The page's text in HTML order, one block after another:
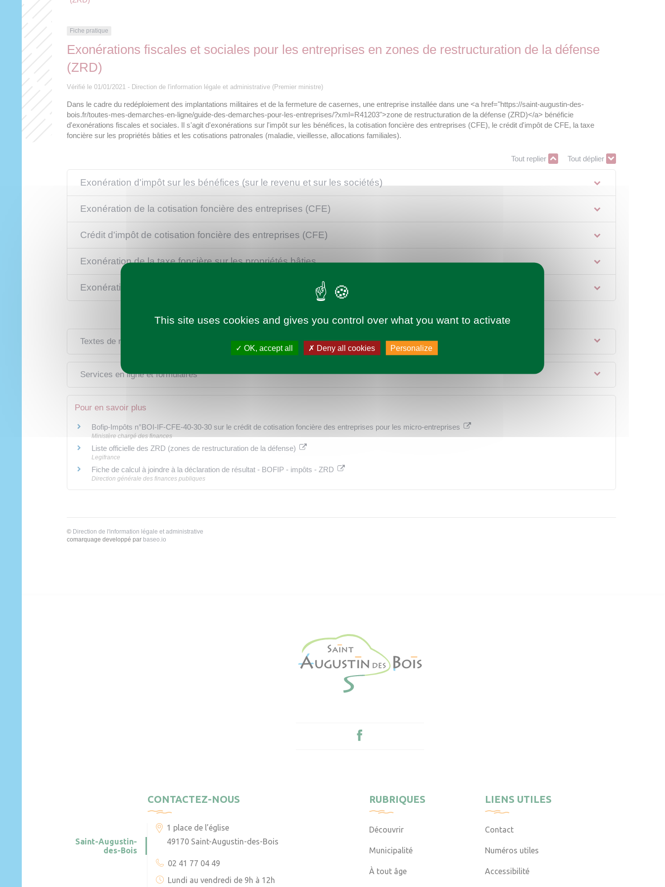
Découvrir
Municipalité
À tout âge
Vie pratique
Loisirs
Imaginer demain
Fiche pratique
Exonérations fiscales et sociales pour les entreprises en zones de restructuration de la défense
(ZRD)
Vérifié le 01/01/2021 - Direction de l'information légale et administrative (Premier ministre)
Dans le cadre du redéploiement des implantations militaires et de la fermeture de casernes, une entreprise installée dans une <a href="https://saint-augustin-des-
bois.fr/toutes-mes-demarches-en-ligne/guide-des-demarches-pour-les-entreprises/?xml=R41203">zone de restructuration de la défense (ZRD)</a> bénéficie
d'exonérations fiscales et sociales. Il s'agit d'exonérations sur l'impôt sur les bénéfices, la cotisation foncière des entreprises (CFE), le crédit d'impôt de CFE, la taxe
foncière sur les propriétés bâties et les cotisations patronales (maladie, vieillesse, allocations familiales).
Tout replier Tout déplier
Exonération d'impôt sur les bénéfices (sur le revenu et sur les sociétés)
Exonération de la cotisation foncière des entreprises (CFE)
Crédit d'impôt de cotisation foncière des entreprises (CFE)
Exonération de la taxe foncière sur les propriétés bâties
Exonération des cotisations patronales
Textes de référence
Services en ligne et formulaires
Pour en savoir plus
Bofip-Impôts n°BOI-IF-CFE-40-30-30 sur le crédit de cotisation foncière des entreprises pour les micro-entreprises
Ministère chargé des finances
Liste officielle des ZRD (zones de restructuration de la défense)
Legifrance
Fiche de calcul à joindre à la déclaration de résultat - BOFIP - impôts - ZRD
Direction générale des finances publiques
© Direction de l'information légale et administrative
comarquage developpé par baseo.io
CONTACTEZ-NOUS
Saint-Augustin-
des-Bois
1 place de l’église
49170 Saint-Augustin-des-Bois
02 41 77 04 49
Lundi au vendredi de 9h à 12h
RUBRIQUES
Découvrir
Municipalité
À tout âge
LIENS UTILES
Contact
Numéros utiles
Accessibilité
This site uses cookies and gives you control over what you want to activate
OK, accept all Deny all cookies Personalize